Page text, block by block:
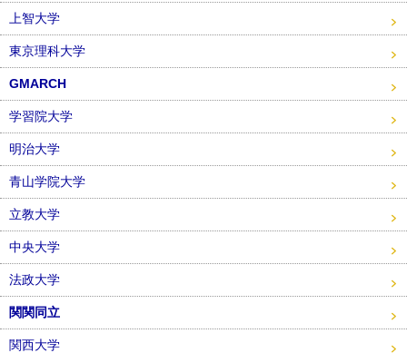
上智大学
東京理科大学
GMARCH
学習院大学
明治大学
青山学院大学
立教大学
中央大学
法政大学
関関同立
関西大学